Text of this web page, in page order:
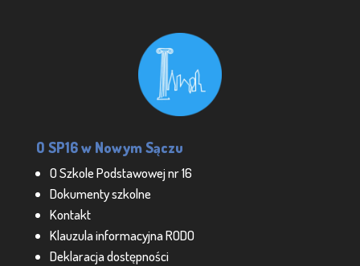
O SP16 w Nowym Sączu
O Szkole Podstawowej nr 16
Dokumenty szkolne
Kontakt
Klauzula informacyjna RODO
Deklaracja dostępności